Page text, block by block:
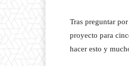
Tras preguntar
proyecto para
hacer esto y